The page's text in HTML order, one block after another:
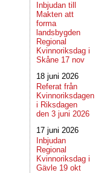
Inbjudan till
Makten att
forma
landsbygden
Regional
Kvinnoriksdag i
Skåne 17 nov
18 juni 2026
Referat från
Kvinnoriksdagen
i Riksdagen
den 3 juni 2026
17 juni 2026
Inbjudan
Regional
Kvinnoriksdag i
Gävle 19 okt